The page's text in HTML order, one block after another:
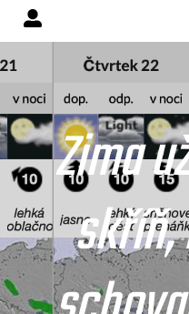
Zima